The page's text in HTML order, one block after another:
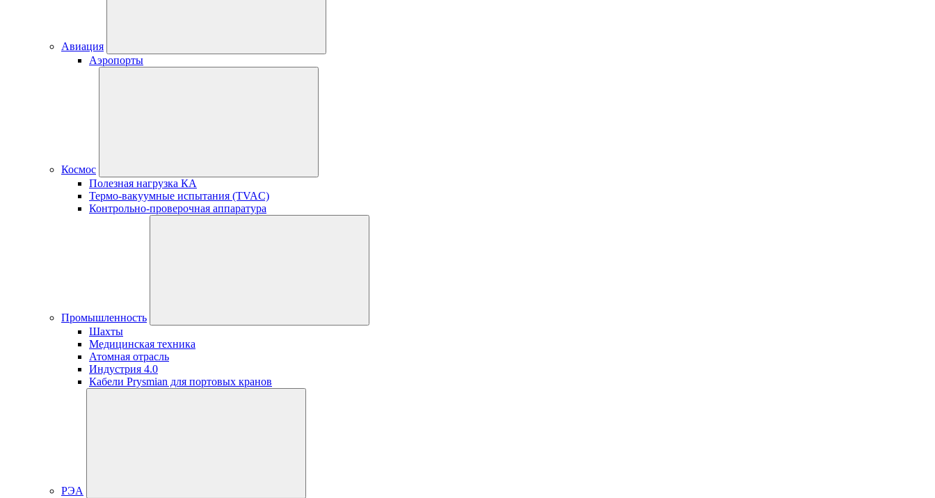
Авиация
Аэропорты
Космос
Полезная нагрузка КА
Термо-вакуумные испытания (TVAC)
Контрольно-проверочная аппаратура
Промышленность
Шахты
Медицинская техника
Атомная отрасль
Индустрия 4.0
Кабели Prysmian для портовых кранов
РЭА